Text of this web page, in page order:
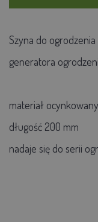
Szyna do
generatora
materiał ocynkowany
długość 200 mm
nadaje się do serii